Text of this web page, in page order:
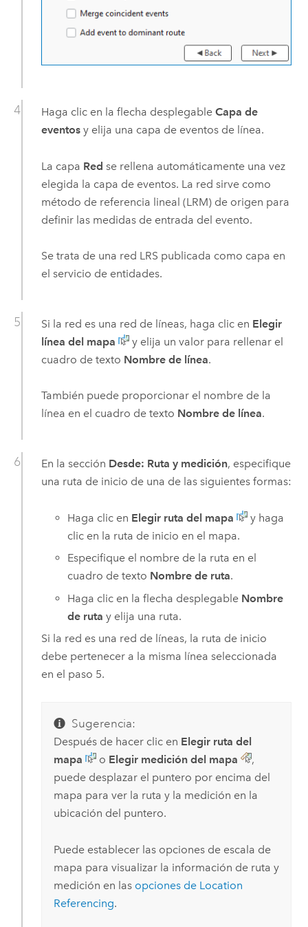
Haga clic en la flecha desplegable Capa de
eventosy elija una capa de eventos de línea.
La capa Red se rellena automáticamente una vez
elegida la capa de eventos. La red sirve como
método de referencia lineal (LRM) de origen para
definir las medidas de entrada del evento.
Se trata de una red LRS publicada como capa en
el servicio de entidades.
Si la red es una red de líneas, haga clic en Elegir
línea del mapa
y elija un valor para rellenar el
cuadro de texto Nombre de línea.
También puede proporcionar el nombre de la
línea en el cuadro de texto Nombre de línea.
En la sección Desde: Ruta y medición, especifique
una ruta de inicio de una de las siguientes formas:
Haga clic en Elegir ruta del mapa
y haga
clic en la ruta de inicio en el mapa.
Especifique el nombre de la ruta en el
cuadro de texto Nombre de ruta.
Haga clic en la flecha desplegable Nombre
de ruta y elija una ruta.
Si la red es una red de líneas, la ruta de inicio
debe pertenecer a la misma línea seleccionada
en el paso 5.
Sugerencia:
Después de hacer clic en Elegir ruta del
mapa
o Elegir medición del mapa
,
puede desplazar el puntero por encima del
mapa para ver la ruta y la medición en la
ubicación del puntero.
Puede establecer las opciones de escala de
mapa para visualizar la información de ruta y
medición en las opciones de Location
Referencing.